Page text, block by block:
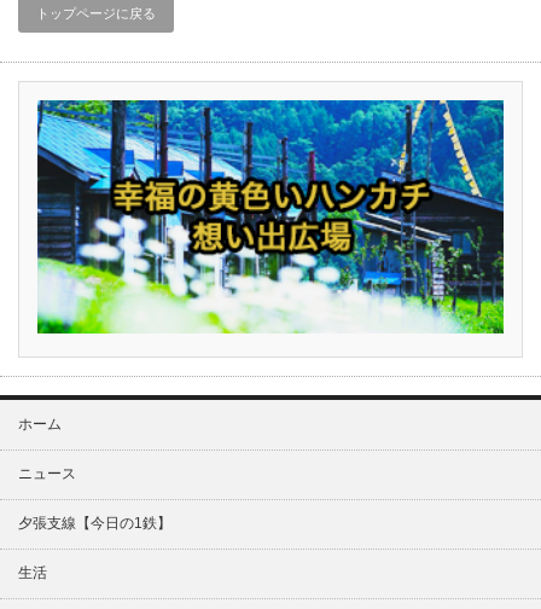
トップページに戻る
ホーム
ニュース
夕張支線【今日の1鉄】
生活